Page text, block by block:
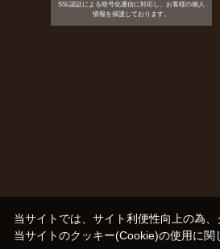
SSL認証による暗号化通信に対応し、お客様の個人
情報を保護しております。
当サイトでは、サイト利便性向上の為
当サイトのクッキー(Cookie)の使用に関